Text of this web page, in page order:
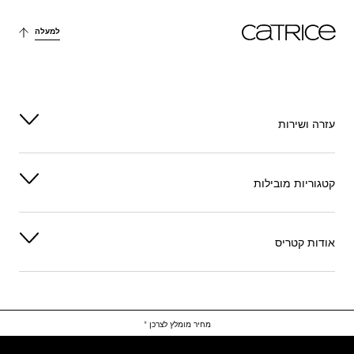
למעלה
עזרה ושירות
קטגוריות מובילות
אודות קטריס
מחיר מומלץ לצרכן *